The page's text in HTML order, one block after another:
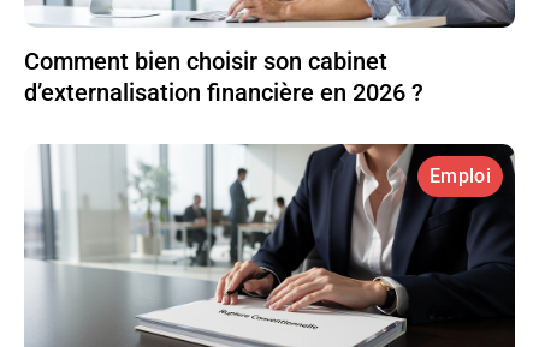
Comment bien choisir son cabinet
d’externalisation financière en 2026 ?
Emploi